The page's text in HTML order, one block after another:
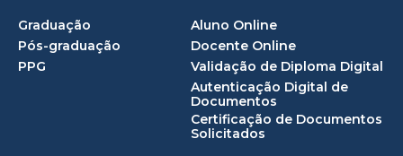
Graduação
Pós-graduação
PPG
Aluno Online
Docente Online
Validação de Diploma Digital
Autenticação Digital de
Documentos
Certificação de Documentos
Solicitados